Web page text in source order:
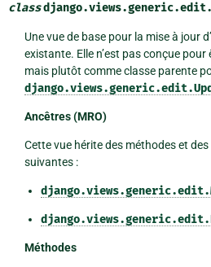
classdjango.views.generic.edit.
Une vue de base pour la mise à jour
existante. Elle n’est pas conçue
mais plutôt comme classe parente
Ancêtres (MRO)
Cette vue hérite des méthodes et
suivantes :
Méthodes